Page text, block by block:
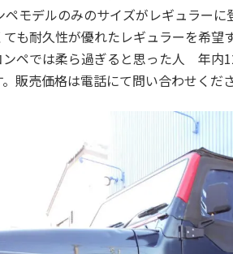
モデルのみのサイズがレギュラーに
も耐久性が優れたレギュラーを希望
ンペでは柔ら過ぎると思った人 年内
販売価格は電話にて問い合わせくださ